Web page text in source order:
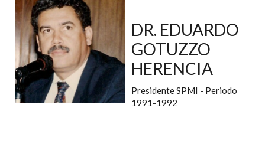
DR. EDUARDO
GOTUZZO
HERENCIA
Presidente SPMI - Periodo
1991-1992